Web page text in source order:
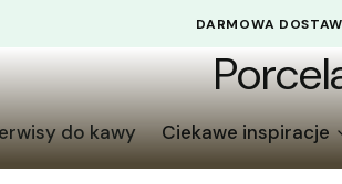
DARMOWA DOSTAWA
do kawy Ciekawe inspiracje